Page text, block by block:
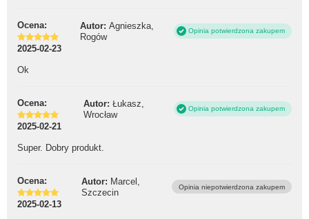
Ocena: Autor: Agnieszka,
Rogów
Opinia potwierdzona zakupem
2025-02-23
Ok
Ocena: Autor: Łukasz,
Wrocław
Opinia potwierdzona zakupem
2025-02-21
Super. Dobry produkt.
Ocena: Autor: Marcel,
Szczecin
Opinia niepotwierdzona zakupem
2025-02-13